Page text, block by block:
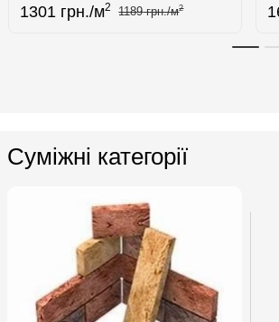
1301 грн./м2 1189грн./м2
Суміжні категорії